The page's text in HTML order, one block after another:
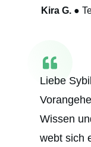
Kira G. ●
Liebe
Wissen
webt sich